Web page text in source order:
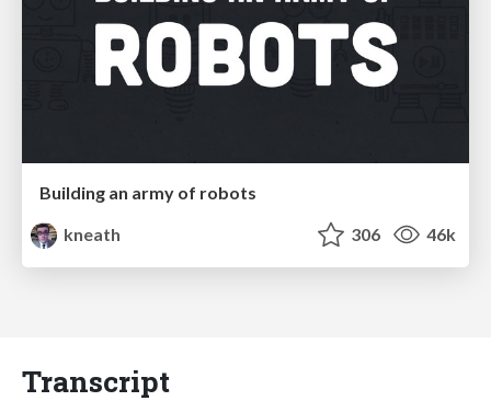
Building an army of robots
kneath
306 46k
Transcript